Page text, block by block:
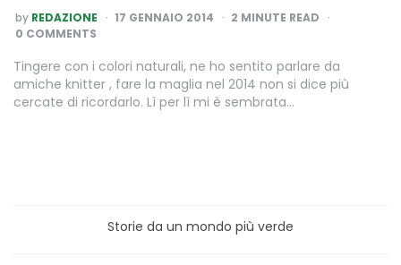
POSTED
BY
by REDAZIONE 17 GENNAIO 2014 2 MINUTE READ
0 COMMENTS
Tingere con i colori naturali, ne ho sentito parlare da
amiche knitter , fare la maglia nel 2014 non si dice più
cercate di ricordarlo. Lì per lì mi è sembrata…
Storie da un mondo più verde